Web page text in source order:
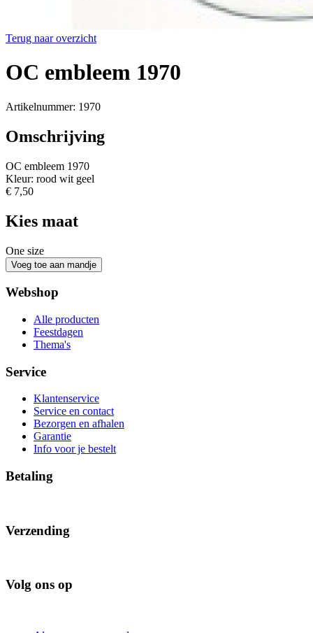
Terug naar overzicht
OC embleem 1970
Artikelnummer: 1970
Omschrijving
OC embleem 1970
Kleur: rood wit geel
€ 7,50
Kies maat
One size
Webshop
Alle producten
Feestdagen
Thema's
Service
Klantenservice
Service en contact
Bezorgen en afhalen
Garantie
Info voor je bestelt
Betaling
Verzending
Volg ons op